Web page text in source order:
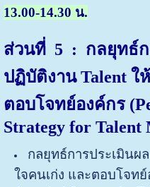
13.00-14.30 น.
ส่วนที่ 5 : กลยุทธ์ก
ปฏิบัติงาน Talent ใ
ตอบโจทย์องค์กร
Strategy for Talent
กลยุทธ์การประเมินผ
ใจคนเก่ง และตอบโจทย์